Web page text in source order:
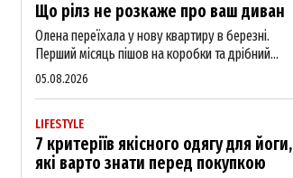
Що рілз не розкаже про ваш диван
Олена переїхала у нову квартиру в березні.
Перший місяць пішов на коробки та дрібний...
05.08.2026
LIFESTYLE
7 критеріїв якісного одягу для йоги,
які варто знати перед покупкою